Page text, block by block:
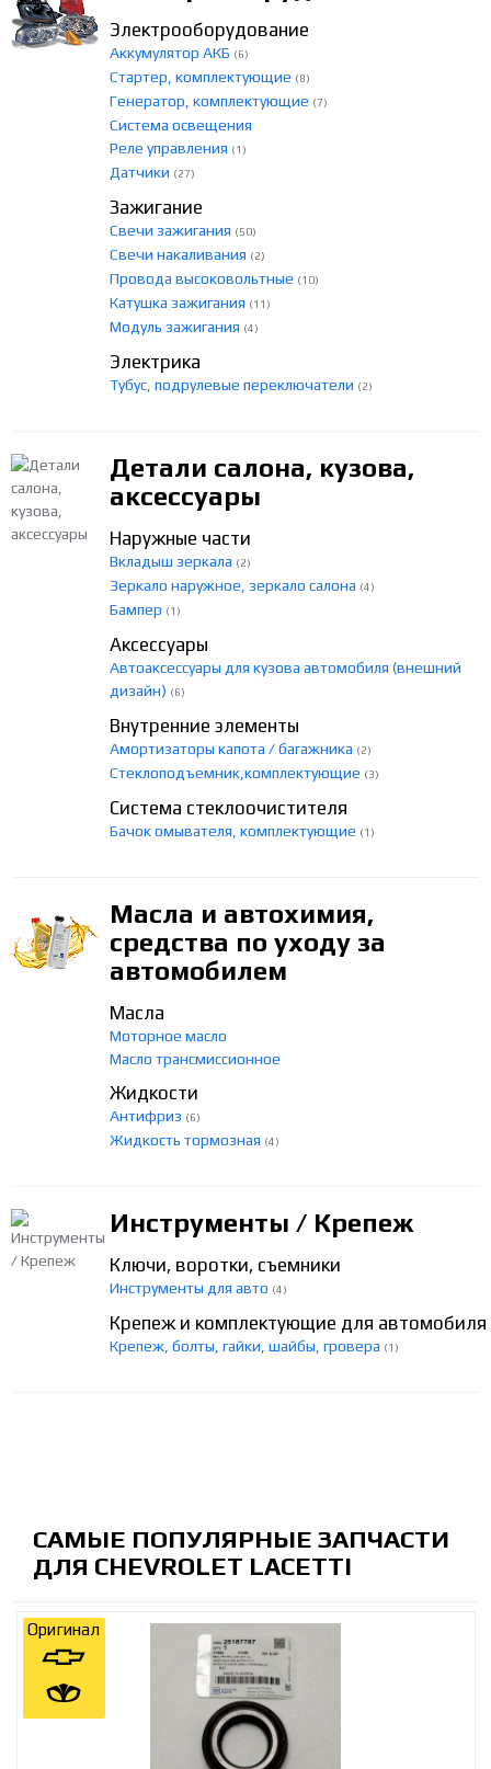
Электрооборудование
Аккумулятор АКБ (6)
Стартер, комплектующие (8)
Генератор, комплектующие (7)
Система освещения
Реле управления (1)
Датчики (27)
Зажигание
Свечи зажигания (50)
Свечи накаливания (2)
Провода высоковольтные (10)
Катушка зажигания (11)
Модуль зажигания (4)
Электрика
Тубус, подрулевые переключатели (2)
Детали салона, кузова,
аксессуары
Наружные части
Вкладыш зеркала (2)
Зеркало наружное, зеркало салона (4)
Бампер (1)
Аксессуары
Автоаксессуары для кузова автомобиля (внешний
дизайн) (6)
Внутренние элементы
Амортизаторы капота / багажника (2)
Стеклоподъемник,комплектующие (3)
Система стеклоочистителя
Бачок омывателя, комплектующие (1)
Масла и автохимия,
средства по уходу за
автомобилем
Масла
Моторное масло
Масло трансмиссионное
Жидкости
Антифриз (6)
Жидкость тормозная (4)
Инструменты / Крепеж
Ключи, воротки, съемники
Инструменты для авто (4)
Крепеж и комплектующие для автомобиля
Крепеж, болты, гайки, шайбы, гровера (1)
САМЫЕ ПОПУЛЯРНЫЕ ЗАПЧАСТИ
ДЛЯ CHEVROLET LACETTI
Оригинал